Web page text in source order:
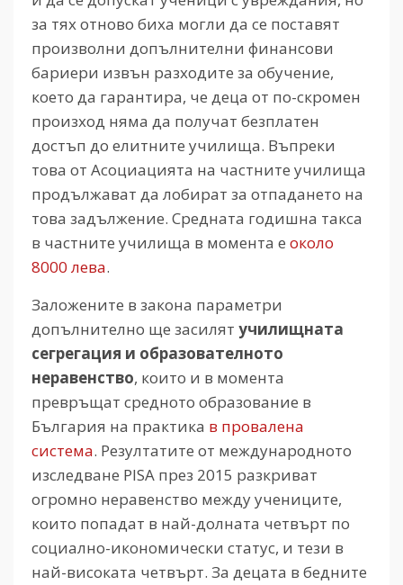
за тях отново биха могли да се поставят
произволни допълнителни финансови
бариери извън разходите за обучение,
което да гарантира, че деца от по-скромен
произход няма да получат безплатен
достъп до елитните училища. Въпреки
това от Асоциацията на частните училища
продължават да лобират за отпадането на
това задължение. Средната годишна такса
в частните училища в момента е около
8000 лева.
Заложените в закона параметри
допълнително ще засилят училищната
сегрегация и образователното
неравенство, които и в момента
превръщат средното образование в
България на практика в провалена
система. Резултатите от международното
изследване PISA през 2015 разкриват
огромно неравенство между учениците,
които попадат в най-долната четвърт по
социално-икономически статус, и тези в
най-високата четвърт. За децата в бедните